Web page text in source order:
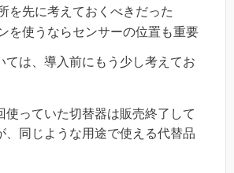
を先に考えておくべきだった
を使うならセンサーの位置も重要
ては、導入前にもう少し考えてお
使っていた切替器は販売終了して
、同じような用途で使える代替品